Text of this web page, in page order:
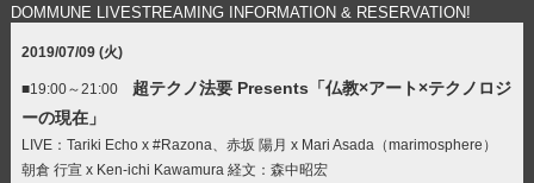
DOMMUNE LIVESTREAMING INFORMATION & RESERVATION!
2019/07/09 (火)
■19:00～21:00 超テクノ法要 Presents「仏教×アート×テクノロジ
ーの現在」
LIVE：Tariki Echo x #Razona、赤坂 陽月 x Mari Asada（marimosphere）
朝倉 行宣 x Ken-ichi Kawamura 経文：森中昭宏